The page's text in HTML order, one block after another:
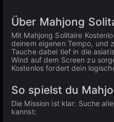
Über Mahjong
Mit Mahjong Solitaire
deinem eigenen Tempo, und
Tauche dabei tief in die
Wind auf dem Screen zu
Kostenlos fordert dein
So spielst du
Die Mission ist klar: Suche
kannst: